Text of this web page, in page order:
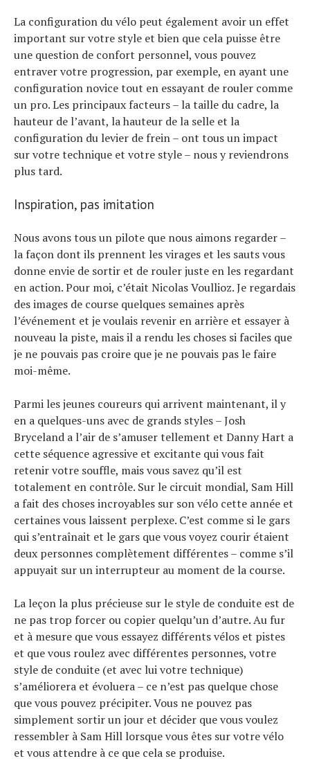
La configuration du vélo peut également avoir un effet
important sur votre style et bien que cela puisse être
une question de confort personnel, vous pouvez
entraver votre progression, par exemple, en ayant une
configuration novice tout en essayant de rouler comme
un pro. Les principaux facteurs – la taille du cadre, la
hauteur de l’avant, la hauteur de la selle et la
configuration du levier de frein – ont tous un impact
sur votre technique et votre style – nous y reviendrons
plus tard.
Inspiration, pas imitation
Nous avons tous un pilote que nous aimons regarder –
la façon dont ils prennent les virages et les sauts vous
donne envie de sortir et de rouler juste en les regardant
en action. Pour moi, c’était Nicolas Voullioz. Je regardais
des images de course quelques semaines après
l’événement et je voulais revenir en arrière et essayer à
nouveau la piste, mais il a rendu les choses si faciles que
je ne pouvais pas croire que je ne pouvais pas le faire
moi-même.
Parmi les jeunes coureurs qui arrivent maintenant, il y
en a quelques-uns avec de grands styles – Josh
Bryceland a l’air de s’amuser tellement et Danny Hart a
cette séquence agressive et excitante qui vous fait
retenir votre souffle, mais vous savez qu’il est
totalement en contrôle. Sur le circuit mondial, Sam Hill
a fait des choses incroyables sur son vélo cette année et
certaines vous laissent perplexe. C’est comme si le gars
qui s’entraînait et le gars que vous voyez courir étaient
deux personnes complètement différentes – comme s’il
appuyait sur un interrupteur au moment de la course.
La leçon la plus précieuse sur le style de conduite est de
ne pas trop forcer ou copier quelqu’un d’autre. Au fur
et à mesure que vous essayez différents vélos et pistes
et que vous roulez avec différentes personnes, votre
style de conduite (et avec lui votre technique)
s’améliorera et évoluera – ce n’est pas quelque chose
que vous pouvez précipiter. Vous ne pouvez pas
simplement sortir un jour et décider que vous voulez
ressembler à Sam Hill lorsque vous êtes sur votre vélo
et vous attendre à ce que cela se produise.